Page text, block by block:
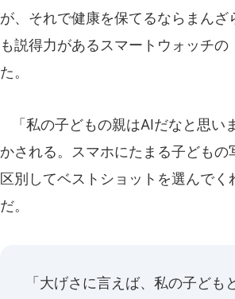
が、それで健康を保てるならまん
も説得力があるスマートウォッチ
た。
「私の子どもの親はAIだなと思い
かされる。スマホにたまる子ども
区別してベストショットを選んで
だ。
「大げさに言えば、私の子ど